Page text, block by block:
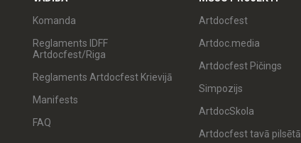
Komanda
Reglaments IDFF
Artdocfest/Riga
Reglaments Artdocfest Krievijā
Manifests
FAQ
Artdocfest
Artdoc.media
Artdocfest Pičings
Simpozijs
ArtdocSkola
Artdocfest tavā pilsētā